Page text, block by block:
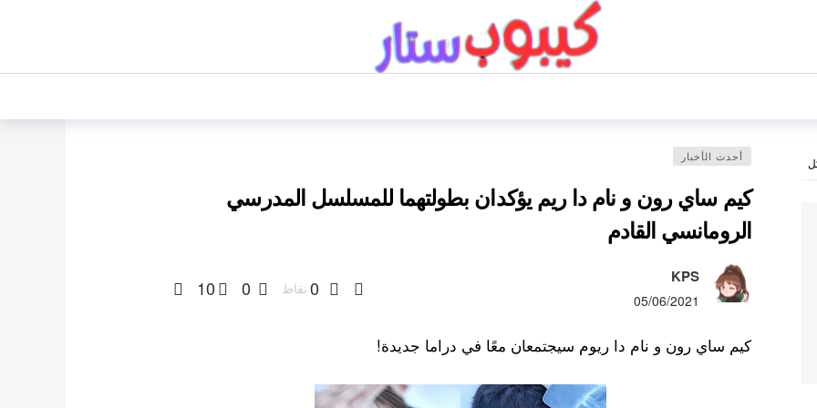
أحدث الأخبار
كيم ساي رون و نام دا ريم يؤكدان بطولتهما للمسلسل المدرسي
الرومانسي القادم
KPS
05/06/2021
0 نقاط 0
10
كيم ساي رون و نام دا ريوم سيجتمعان معًا في دراما جديدة!